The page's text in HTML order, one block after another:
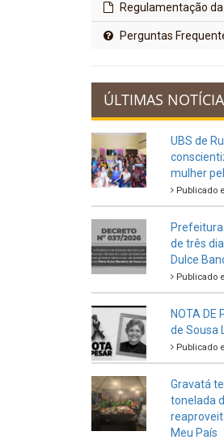
Regulamentação
Perguntas
ÚLTIMAS
UBS de
mulher
Publicado
de três
Dulce
Publicado
NOTA DE
de Sousa
Publicado
Gravatá
tonelada
Meu País